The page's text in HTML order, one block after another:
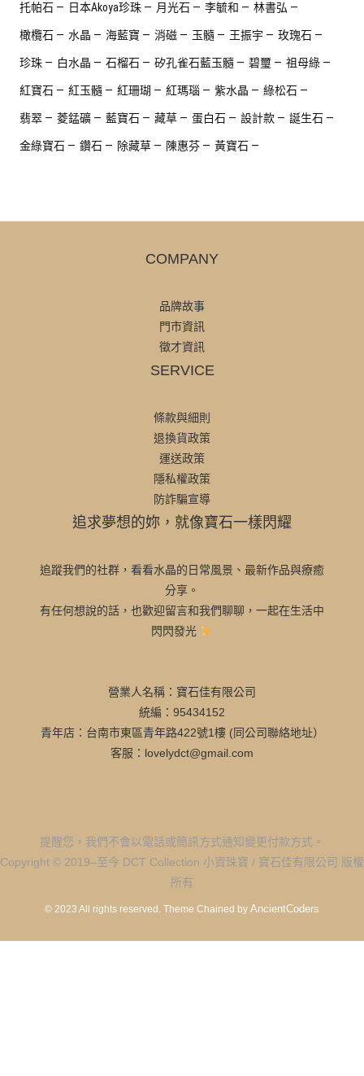
托帕石 日本Akoya珍珠 月光石 李毓和 林書弘
橄欖石 水晶 海藍寶 消磁 玉髓 王振宇 玫瑰石
珍珠 白水晶 石榴石 矽孔雀石藍玉髓 碧璽 祖母綠
紅寶石 紅玉髓 紅珊瑚 紅瑪瑙 紫水晶 綠松石
翡翠 菱錳礦 藍寶石 藏草 蛋白石 設計款 誕生石
金綠寶石 鑽石 除藏草 陳惠芬 黃寶石
COMPANY
品牌故事
門市資訊
徵才資訊
SERVICE
條款與細則
退換貨政策
運送政策
隱私權政策
防詐騙宣導
追求夢想的妳，就像寶石一樣閃耀
追蹤我們的社群，看看水晶的日常風景、最新作品與療癒
分享。
有任何想說的話，也歡迎留言和我們聊聊，一起在生活中
閃閃發光
營業人名稱：寶石佳有限公司
統編：95434152
青年店：台南市東區青年路422號1樓 (同公司聯絡地址）
客服：lovelydct@gmail.com
提醒您，我們不會以電話或簡訊方式通知變更付款方式。
Copyright © 2019–至今 DCT Collection 小資珠寶 / 寶石佳有限公司 版權
所有
© 2023 All rights reserved. Theme Chained by AncientCoders